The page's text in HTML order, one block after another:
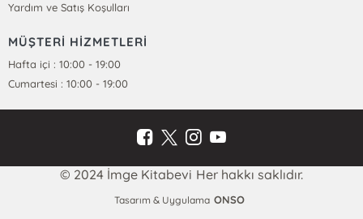
Yardım ve Satış Koşulları
MÜŞTERİ HİZMETLERİ
Hafta içi : 10:00 - 19:00
Cumartesi : 10:00 - 19:00
© 2024 İmge Kitabevi Her hakkı saklıdır.
Tasarım & Uygulama ONSO